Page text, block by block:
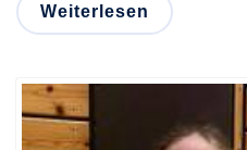
Weiterlesen